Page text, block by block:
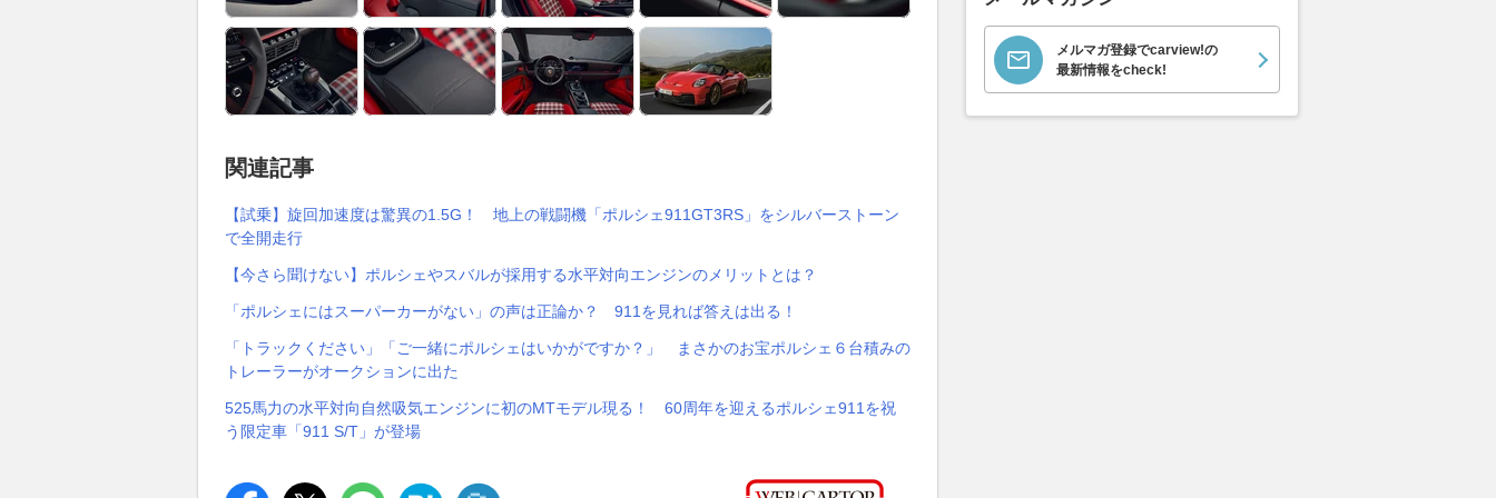
関連記事
【試乗】旋回加速度は驚異の1.5G！ 地上の戦闘機「ポルシェ911GT3RS」をシルバーストーン
で全開走行
【今さら聞けない】ポルシェやスバルが採用する水平対向エンジンのメリットとは？
「ポルシェにはスーパーカーがない」の声は正論か？ 911を見れば答えは出る！
「トラックください」「ご一緒にポルシェはいかがですか？」 まさかのお宝ポルシェ６台積みの
トレーラーがオークションに出た
525馬力の水平対向自然吸気エンジンに初のMTモデル現る！ 60周年を迎えるポルシェ911を祝
う限定車「911 S/T」が登場
メルマガ登録でcarview!の
最新情報をcheck!